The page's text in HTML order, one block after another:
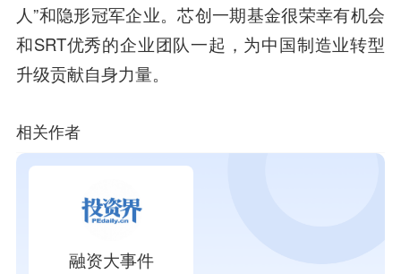
人”和隐形冠军企业。芯创一期基金很荣幸有机会
和SRT优秀的企业团队一起，为中国制造业转型
升级贡献自身力量。
相关作者
融资大事件